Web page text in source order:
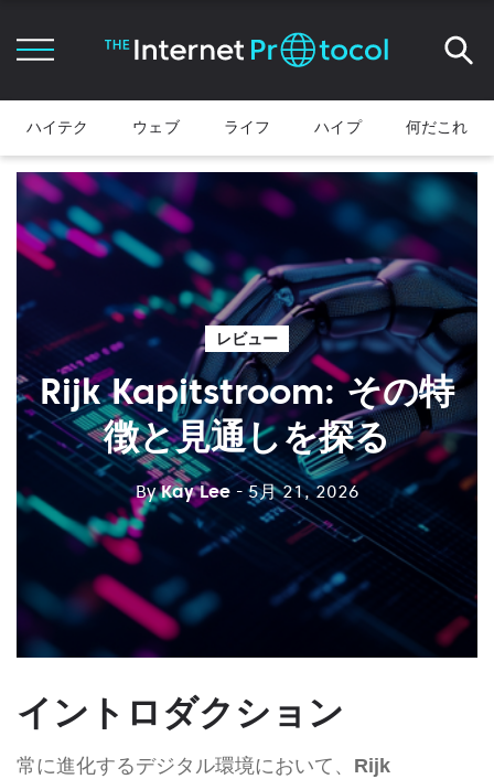
ハイテク ウェブ ライフ ハイプ 何だこれ
レビュー
Rijk Kapitstroom: その特
徴と見通しを探る
ByKay Lee - 5月 21, 2026
イントロダクション
常に進化するデジタル環境において、 Rijk